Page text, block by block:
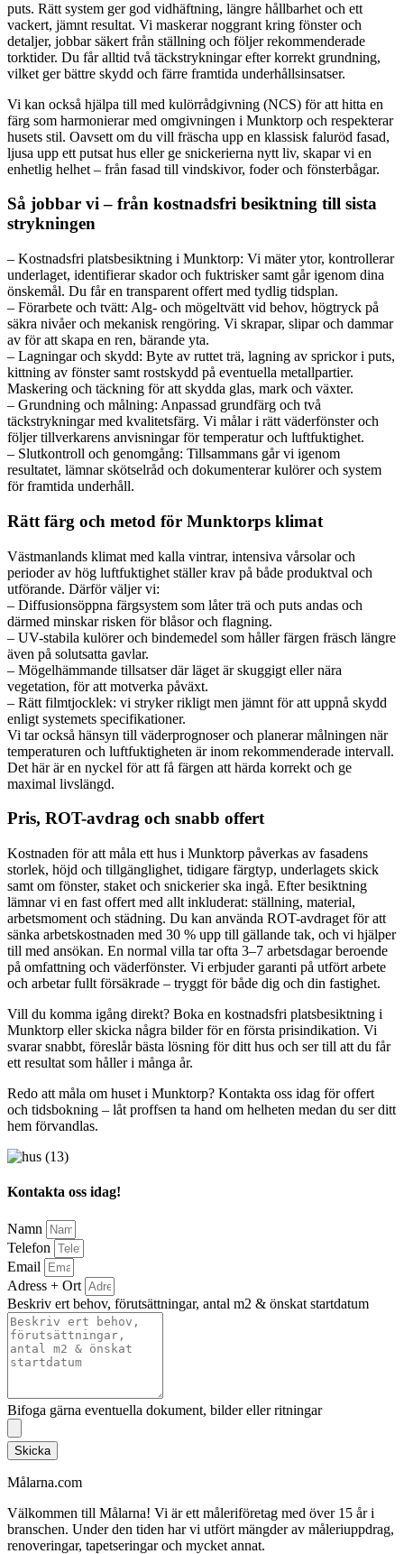
puts. Rätt system ger god vidhäftning, längre hållbarhet och ett
vackert, jämnt resultat. Vi maskerar noggrant kring fönster och
detaljer, jobbar säkert från ställning och följer rekommenderade
torktider. Du får alltid två täckstrykningar efter korrekt grundning,
vilket ger bättre skydd och färre framtida underhållsinsatser.
Vi kan också hjälpa till med kulörrådgivning (NCS) för att hitta en
färg som harmonierar med omgivningen i Munktorp och respekterar
husets stil. Oavsett om du vill fräscha upp en klassisk faluröd fasad,
ljusa upp ett putsat hus eller ge snickerierna nytt liv, skapar vi en
enhetlig helhet – från fasad till vindskivor, foder och fönsterbågar.
Så jobbar vi – från kostnadsfri besiktning till sista
strykningen
– Kostnadsfri platsbesiktning i Munktorp: Vi mäter ytor, kontrollerar
underlaget, identifierar skador och fuktrisker samt går igenom dina
önskemål. Du får en transparent offert med tydlig tidsplan.
– Förarbete och tvätt: Alg- och mögeltvätt vid behov, högtryck på
säkra nivåer och mekanisk rengöring. Vi skrapar, slipar och dammar
av för att skapa en ren, bärande yta.
– Lagningar och skydd: Byte av ruttet trä, lagning av sprickor i puts,
kittning av fönster samt rostskydd på eventuella metallpartier.
Maskering och täckning för att skydda glas, mark och växter.
– Grundning och målning: Anpassad grundfärg och två
täckstrykningar med kvalitetsfärg. Vi målar i rätt väderfönster och
följer tillverkarens anvisningar för temperatur och luftfuktighet.
– Slutkontroll och genomgång: Tillsammans går vi igenom
resultatet, lämnar skötselråd och dokumenterar kulörer och system
för framtida underhåll.
Rätt färg och metod för Munktorps klimat
Västmanlands klimat med kalla vintrar, intensiva vårsolar och
perioder av hög luftfuktighet ställer krav på både produktval och
utförande. Därför väljer vi:
– Diffusionsöppna färgsystem som låter trä och puts andas och
därmed minskar risken för blåsor och flagning.
– UV-stabila kulörer och bindemedel som håller färgen fräsch längre
även på solutsatta gavlar.
– Mögelhämmande tillsatser där läget är skuggigt eller nära
vegetation, för att motverka påväxt.
– Rätt filmtjocklek: vi stryker rikligt men jämnt för att uppnå skydd
enligt systemets specifikationer.
Vi tar också hänsyn till väderprognoser och planerar målningen när
temperaturen och luftfuktigheten är inom rekommenderade intervall.
Det här är en nyckel för att få färgen att härda korrekt och ge
maximal livslängd.
Pris, ROT-avdrag och snabb offert
Kostnaden för att måla ett hus i Munktorp påverkas av fasadens
storlek, höjd och tillgänglighet, tidigare färgtyp, underlagets skick
samt om fönster, staket och snickerier ska ingå. Efter besiktning
lämnar vi en fast offert med allt inkluderat: ställning, material,
arbetsmoment och städning. Du kan använda ROT-avdraget för att
sänka arbetskostnaden med 30 % upp till gällande tak, och vi hjälper
till med ansökan. En normal villa tar ofta 3–7 arbetsdagar beroende
på omfattning och väderfönster. Vi erbjuder garanti på utfört arbete
och arbetar fullt försäkrade – tryggt för både dig och din fastighet.
Vill du komma igång direkt? Boka en kostnadsfri platsbesiktning i
Munktorp eller skicka några bilder för en första prisindikation. Vi
svarar snabbt, föreslår bästa lösning för ditt hus och ser till att du får
ett resultat som håller i många år.
Redo att måla om huset i Munktorp? Kontakta oss idag för offert
och tidsbokning – låt proffsen ta hand om helheten medan du ser ditt
hem förvandlas.
Kontakta oss idag!
Namn
Telefon
Email
Adress + Ort
Beskriv ert behov, förutsättningar, antal m2 & önskat startdatum
Bifoga gärna eventuella dokument, bilder eller ritningar
Skicka
Målarna.com
Välkommen till Målarna! Vi är ett måleriföretag med över 15 år i
branschen. Under den tiden har vi utfört mängder av måleriuppdrag,
renoveringar, tapetseringar och mycket annat.